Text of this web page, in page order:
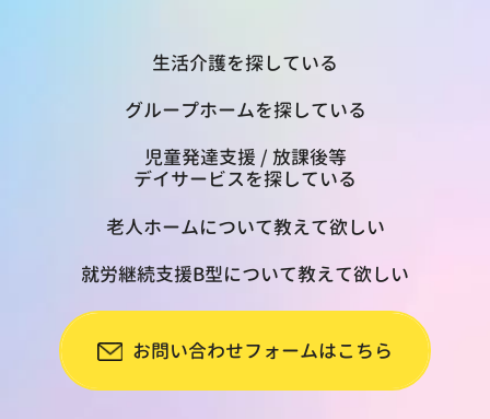
生活介護を探している
グループホームを探している
児童発達支援 / 放課後等
デイサービスを探している
老人ホームについて教えて欲しい
就労継続支援B型について教えて欲しい
お問い合わせフォームはこちら